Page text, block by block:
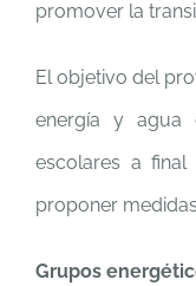
promover la
El objetivo del
energía y agua
escolares a
proponer
Grupos